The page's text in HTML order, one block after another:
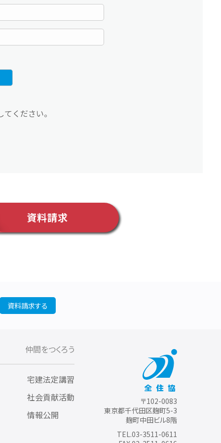
ください。
資料請求
資料請求する
仲間をつくろう
宅建法定講習
社会貢献活動
情報公開
〒102-0083
東京都千代田区麹町5-3
麹町中田ビル8階
TEL.03-3511-0611